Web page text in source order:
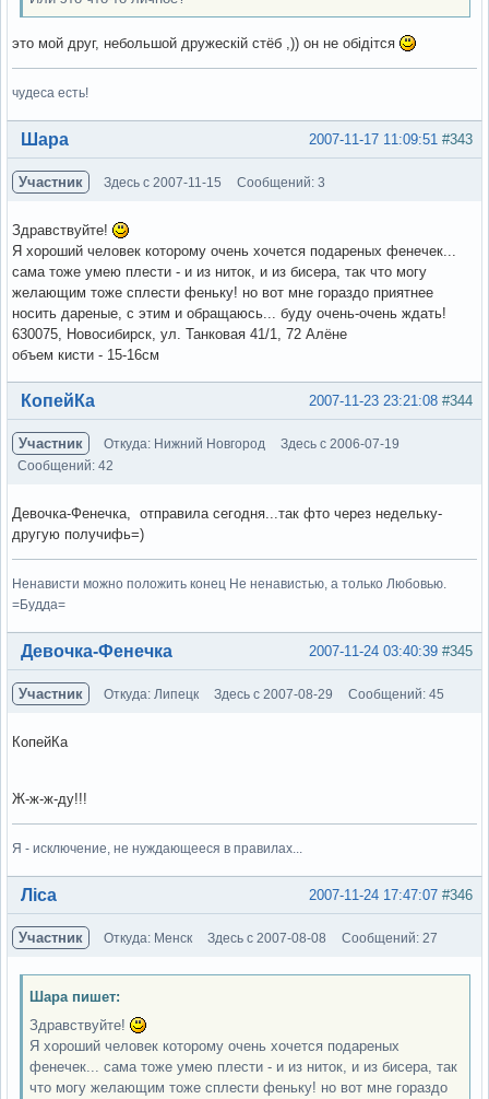
это мой друг, небольшой дружескій стёб ,)) он не обідітся
чудеса есть!
Вне форума #343
2007-11-17 11:09:51
Шара
Участник Здесь с 2007-11-15 Сообщений: 3
Здравствуйте!
Я хороший человек которому очень хочется подареных фенечек...
сама тоже умею плести - и из ниток, и из бисера, так что могу
желающим тоже сплести феньку! но вот мне гораздо приятнее
носить дареные, с этим и обращаюсь... буду очень-очень ждать!
630075, Новосибирск, ул. Танковая 41/1, 72 Алёне
объем кисти - 15-16см
Вне форума #344
2007-11-23 23:21:08
КопейКа
Участник Откуда: Нижний Новгород
Здесь с 2006-07-19
Сообщений: 42
Девочка-Фенечка, отправила сегодня...так фто через недельку-
другую получифь=)
Ненависти можно положить конец Не ненавистью, а только Любовью.
=Будда=
Вне форума #345
2007-11-24 03:40:39
Девочка-Фенечка
Участник Откуда: Липецк Здесь с 2007-08-29 Сообщений: 45
КопейКа
Ж-ж-ж-ду!!!
Я - исключение, не нуждающееся в правилах...
Вне форума #346
2007-11-24 17:47:07
Ліса
Участник Откуда: Менск Здесь с 2007-08-08 Сообщений: 27
Шара пишет:
Здравствуйте!
Я хороший человек которому очень хочется подареных
фенечек... сама тоже умею плести - и из ниток, и из бисера, так
что могу желающим тоже сплести феньку! но вот мне гораздо